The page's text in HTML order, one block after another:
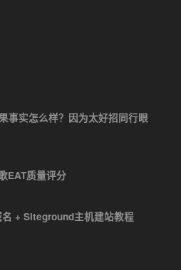
事实怎么样？因为太好招同行眼
EAT质量评分
+ Siteground主机建站教程